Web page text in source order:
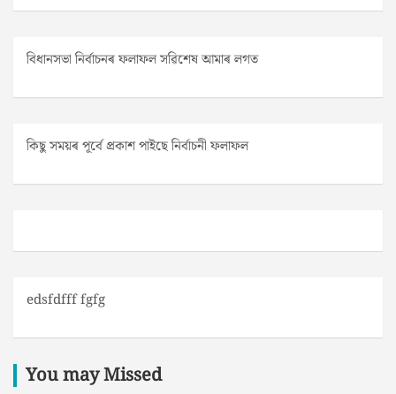
বিধানসভা নিৰ্বাচনৰ ফলাফল সৱিশেষ আমাৰ লগত
কিছু সময়ৰ পূৰ্বে প্ৰকাশ পাইছে নিৰ্বাচনী ফলাফল
edsfdfff fgfg
You may Missed